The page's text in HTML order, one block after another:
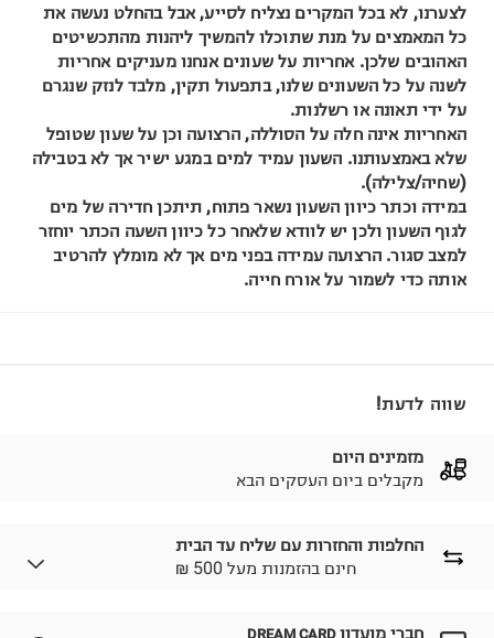
לצערנו, לא בכל המקרים נצליח לסייע, אבל בהחלט נעשה את
כל המאמצים על מנת שתוכלו להמשיך ליהנות מהתכשיטים
האהובים שלכן. אחריות על שעונים אנחנו מעניקים אחריות
לשנה על כל השעונים שלנו, בתפעול תקין, מלבד לנזק שנגרם
על ידי תאונה או רשלנות.
האחריות אינה חלה על הסוללה, הרצועה וכן על שעון שטופל
שלא באמצעותנו. השעון עמיד למים במגע ישיר אך לא בטבילה
(שחיה/צלילה).
במידה וכתר כיוון השעון נשאר פתוח, תיתכן חדירה של מים
לגוף השעון ולכן יש לוודא שלאחר כל כיוון השעה הכתר יוחזר
למצב סגור. הרצועה עמידה בפני מים אך לא מומלץ להרטיב
אותה כדי לשמור על אורח חייה.
שווה לדעת!
מזמינים היום
מקבלים ביום העסקים הבא
החלפות והחזרות עם שליח עד הבית
₪ חינם בהזמנות מעל 500
חברי מועדון DREAM CARD